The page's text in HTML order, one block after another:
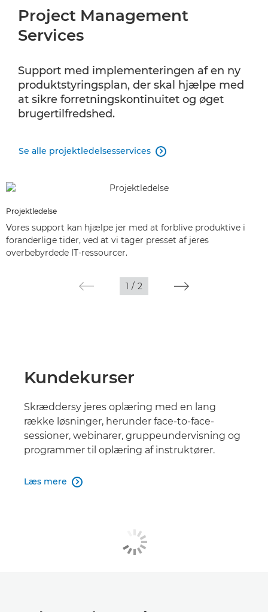
Project Management
Services
Support med implementeringen af en ny
produktstyringsplan, der skal hjælpe med
at sikre forretningskontinuitet og øget
brugertilfredshed.
Se alle projektledelsesservices 
Projektledelse
Vores support kan hjælpe jer med at forblive produktive i
foranderlige tider, ved at vi tager presset af jeres
overbebyrdede IT-ressourcer.
1 / 2
Kundekurser
Skræddersy jeres oplæring med en lang
række løsninger, herunder face-to-face-
sessioner, webinarer, gruppeundervisning og
programmer til oplæring af instruktører.
Læs mere 